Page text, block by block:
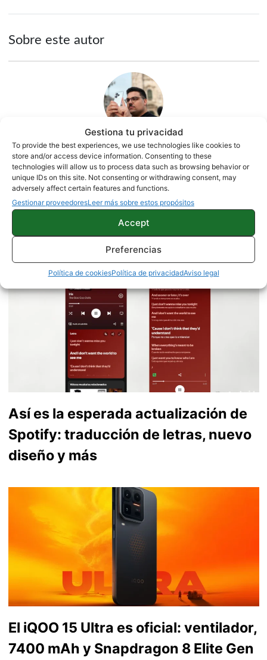
Gestiona tu privacidad
To provide the best experiences, we use technologies like cookies to
store and/or access device information. Consenting to these
technologies will allow us to process data such as browsing behavior or
unique IDs on this site. Not consenting or withdrawing consent, may
adversely affect certain features and functions.
Gestionar proveedoresLeer más sobre estos propósitos
Accept
Preferencias
Política de cookiesPolítica de privacidadAviso legal
Sobre este autor
Quelian Sanz
11059 artículos publicados en ProAndroid desde 2020.
Redactor en Pro Android | Apasionado de ese Androide
verde que tanto esconde. Se comenta que tecleo sobre
actualidad. Me gusta probarlo todo en este mundo de la
tecnología. Los gusanos se comen a las manzanas.
Enamorado de lo que una gran mayoría llama ruido.
Así es la esperada actualización de
Spotify: traducción de letras, nuevo
diseño y más
El iQOO 15 Ultra es oficial: ventilador,
7400 mAh y Snapdragon 8 Elite Gen